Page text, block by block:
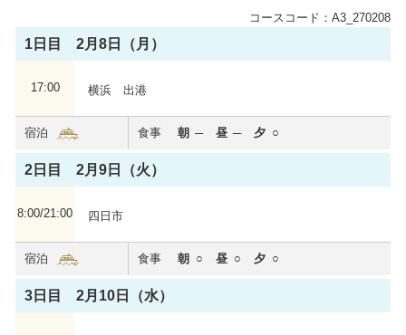
飛鳥Ⅲ
これぞ世界に誇る新たな日本の客船。全室バルコニー
付き、6つのダイニングなど、お一人おひとりに“最幸
2025年夏に処女航海を迎えました。
心からくつろいでいただける居住性を重視した船内で
特別な洋上体験をお届けいたします。
コースコード：A3_270208
1日目 2月8日（月）
17:00 横浜 出港
宿泊 食事 朝 昼 夕
2日目 2月9日（火）
8:00/21:00 四日市
宿泊 食事 朝 昼 夕
3日目 2月10日（水）